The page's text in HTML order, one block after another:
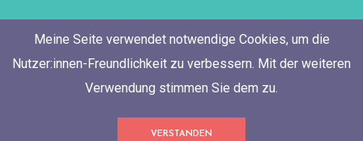
Tel./Fax: +43 662 455 471
Mobil: +43 676 60 514 06
Meine Seite verwendet notwendige Cookies, um die
Nutzer:innen-Freundlichkeit zu verbessern. Mit der weiteren
Verwendung stimmen Sie dem zu.
VERSTANDEN